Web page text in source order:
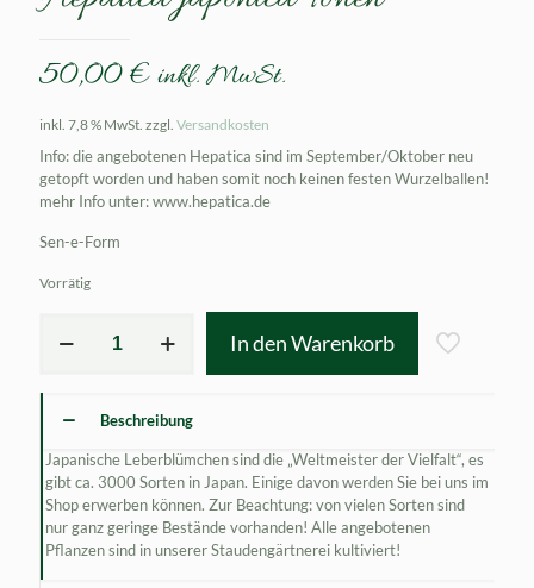
50,00€ inkl. MwSt.
inkl. 7,8 % MwSt. zzgl. Versandkosten
Info: die angebotenen Hepatica sind im September/Oktober neu
getopft worden und haben somit noch keinen festen Wurzelballen!
mehr Info unter: www.hepatica.de
Sen-e-Form
Vorrätig
japonica
Menge
In den Warenkorb
Beschreibung
Japanische Leberblümchen sind die „Weltmeister der Vielfalt“, es
gibt ca. 3000 Sorten in Japan. Einige davon werden Sie bei uns im
Shop erwerben können. Zur Beachtung: von vielen Sorten sind
nur ganz geringe Bestände vorhanden! Alle angebotenen
Pflanzen sind in unserer Staudengärtnerei kultiviert!